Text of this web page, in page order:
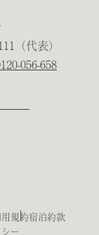
（代表）
056-658
規約宿泊約款
ー